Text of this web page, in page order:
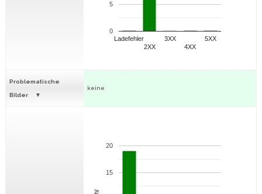
Ladefehler
2XX
3XX
4XX
5XX
0
5
Problematische
Bilder
keine
15
20